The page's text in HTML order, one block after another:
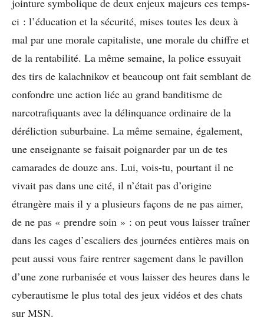
jointure symbolique de deux enjeux majeurs ces temps-
ci : l’éducation et la sécurité, mises toutes les deux à
mal par une morale capitaliste, une morale du chiffre et
de la rentabilité. La même semaine, la police essuyait
des tirs de kalachnikov et beaucoup ont fait semblant de
confondre une action liée au grand banditisme de
narcotrafiquants avec la délinquance ordinaire de la
déréliction suburbaine. La même semaine, également,
une enseignante se faisait poignarder par un de tes
camarades de douze ans. Lui, vois-tu, pourtant il ne
vivait pas dans une cité, il n’était pas d’origine
étrangère mais il y a plusieurs façons de ne pas aimer,
de ne pas « prendre soin » : on peut vous laisser traîner
dans les cages d’escaliers des journées entières mais on
peut aussi vous faire rentrer sagement dans le pavillon
d’une zone rurbanisée et vous laisser des heures dans le
cyberautisme le plus total des jeux vidéos et des chats
sur MSN.